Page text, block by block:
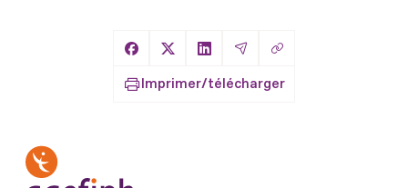
Partager sur Facebook
Partager sur X
Partager sur LinkedIn
Partager par Email
Copier le lien
Imprimer/télécharger